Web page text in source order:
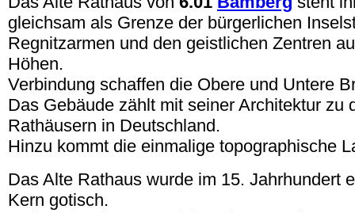
gleichsam als Grenze der bürgerlichen
Regnitzarmen und den geistlichen Zentren
Höhen.
Verbindung schaffen die Obere und Untere
Das Gebäude zählt mit seiner Architektur zu
Rathäusern in Deutschland.
Hinzu kommt die einmalige topographische
Das Alte Rathaus wurde im 15. Jahrhundert
Kern gotisch.